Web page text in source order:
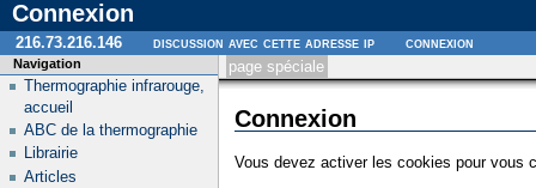
Connexion
page spéciale
Connexion
Vous devez activer les cookies pour vous
Navigation
Thermographie infrarouge,
accueil
ABC de la thermographie
Librairie
Articles
216.73.216.146 discussion avec cette adresse ip connexion